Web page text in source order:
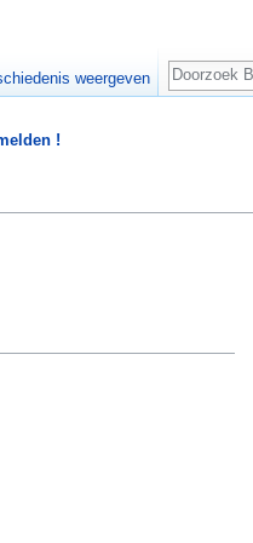
!
weergeven
Zoeken